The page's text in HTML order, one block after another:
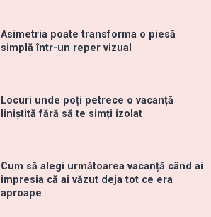
Asimetria poate transforma o piesă
simplă într-un reper vizual
Locuri unde poți petrece o vacanță
liniștită fără să te simți izolat
Cum să alegi următoarea vacanță când ai
impresia că ai văzut deja tot ce era
aproape